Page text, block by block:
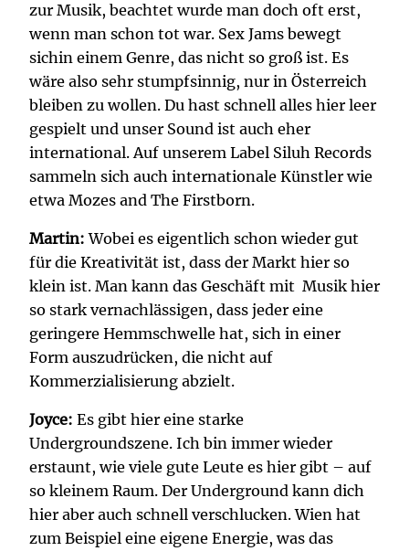
zur Musik, beachtet wurde man doch oft erst,
wenn man schon tot war. Sex Jams bewegt
sichin einem Genre, das nicht so groß ist. Es
wäre also sehr stumpfsinnig, nur in Österreich
bleiben zu wollen. Du hast schnell alles hier leer
gespielt und unser Sound ist auch eher
international. Auf unserem Label Siluh Records
sammeln sich auch internationale Künstler wie
etwa Mozes and The Firstborn.
Martin: Wobei es eigentlich schon wieder gut
für die Kreativität ist, dass der Markt hier so
klein ist. Man kann das Geschäft mit Musik hier
so stark vernachlässigen, dass jeder eine
geringere Hemmschwelle hat, sich in einer
Form auszudrücken, die nicht auf
Kommerzialisierung abzielt.
Joyce: Es gibt hier eine starke
Undergroundszene. Ich bin immer wieder
erstaunt, wie viele gute Leute es hier gibt – auf
so kleinem Raum. Der Underground kann dich
hier aber auch schnell verschlucken. Wien hat
zum Beispiel eine eigene Energie, was das